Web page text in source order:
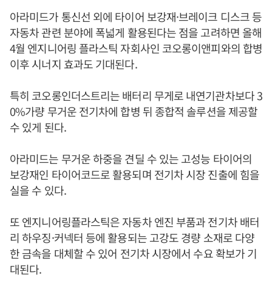
아라미드가 통신선 외에 타이어 보강재·브레이크 디스크 등
자동차 관련 분야에 폭넓게 활용된다는 점을 고려하면 올해
4월 엔지니어링 플라스틱 자회사인 코오롱이앤피와의 합병
이후 시너지 효과도 기대된다.
특히 코오롱인더스트리는 배터리 무게로 내연기관차보다 3
0%가량 무거운 전기차에 합병 뒤 종합적 솔루션을 제공할
수 있게 된다.
아라미드는 무거운 하중을 견딜 수 있는 고성능 타이어의
보강재인 타이어코드로 활용되며 전기차 시장 진출에 힘을
실을 수 있다.
또 엔지니어링플라스틱은 자동차 엔진 부품과 전기차 배터
리 하우징·커넥터 등에 활용되는 고강도 경량 소재로 다양
한 금속을 대체할 수 있어 전기차 시장에서 수요 확보가 기
대된다.